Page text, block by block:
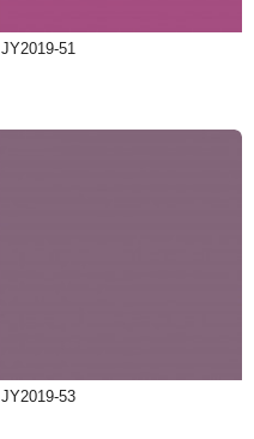
JY2019-51
JY2019-53